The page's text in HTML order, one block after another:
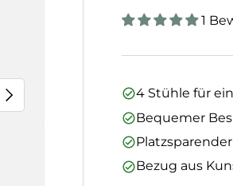
Nächste
1
4 Stühle für
Bequemer
Bezug aus